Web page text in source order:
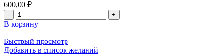
600,00 ₽
В корзину
Быстрый просмотр
Добавить в список желаний